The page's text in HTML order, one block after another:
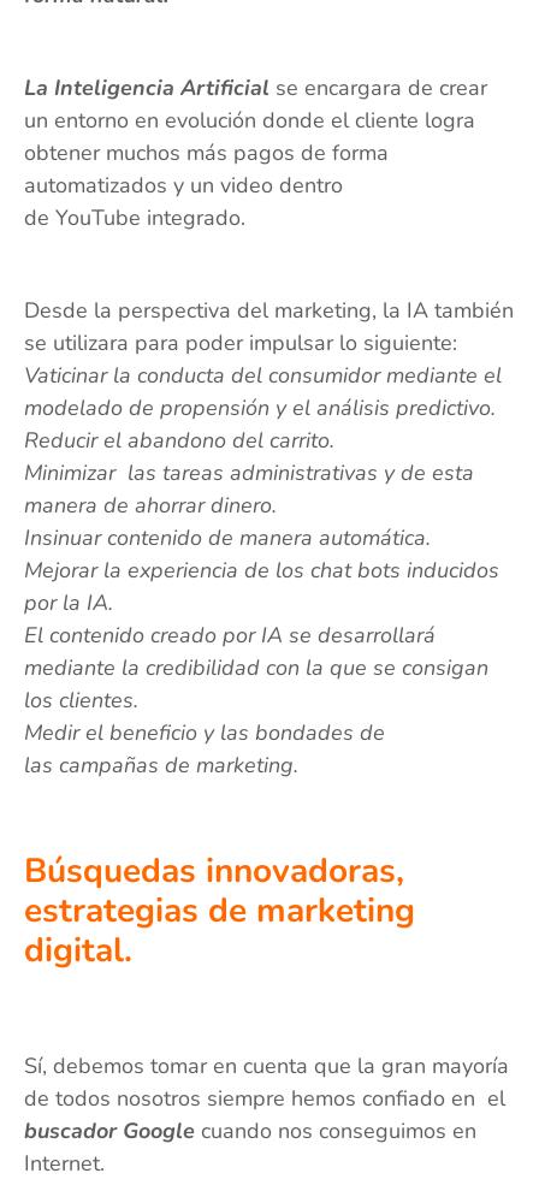
La Inteligencia Artificial se encargara de crear
un entorno en evolución donde el cliente logra
obtener muchos más pagos de forma
automatizados y un video dentro
de YouTube integrado.
Desde la perspectiva del marketing, la IA también
se utilizara para poder impulsar lo siguiente:
Vaticinar la conducta del consumidor mediante el
modelado de propensión y el análisis predictivo.
Reducir el abandono del carrito.
Minimizar las tareas administrativas y de esta
manera de ahorrar dinero.
Insinuar contenido de manera automática.
Mejorar la experiencia de los chat bots inducidos ​​
por la IA.
El contenido creado por IA se desarrollará
mediante la credibilidad con la que se consigan
los clientes.
Medir el beneficio y las bondades de
las campañas de marketing.
Búsquedas innovadoras,
estrategias de marketing
digital.
Sí, debemos tomar en cuenta que la gran mayoría
de todos nosotros siempre hemos confiado en el
buscador Google cuando nos conseguimos en
Internet.